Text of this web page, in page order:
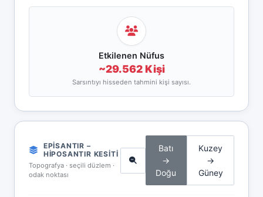
Etkilenen Nüfus
~29.562 Kişi
Sarsıntıyı hisseden tahmini kişi sayısı.
EPISANTIR –
HIPOSANTIR KESITI
Topografya · seçili düzlem ·
odak noktası
Batı
→
Doğu
Kuzey
→
Güney